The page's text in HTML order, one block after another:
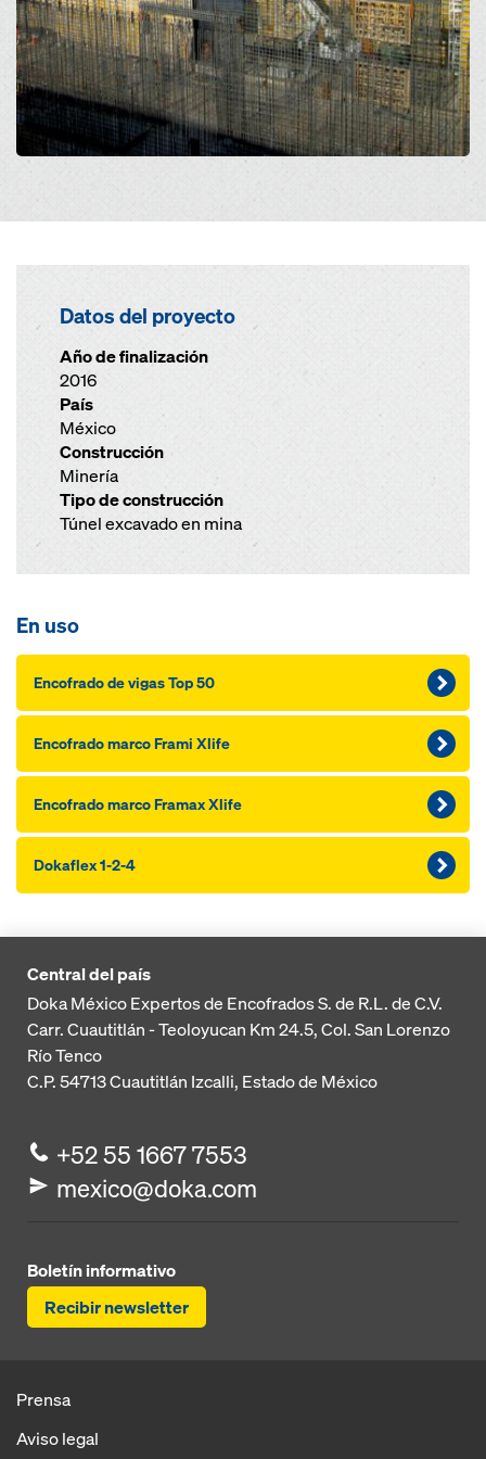
Datos del proyecto
Año de finalización
2016
País
México
Construcción
Minería
Tipo de construcción
Túnel excavado en mina
En uso
Encofrado de vigas Top 50
Encofrado marco Frami Xlife
Encofrado marco Framax Xlife
Dokaflex 1-2-4
Central del país
Doka México Expertos de Encofrados S. de R.L. de C.V.
Carr. Cuautitlán - Teoloyucan Km 24.5, Col. San Lorenzo
Río Tenco
C.P. 54713Cuautitlán Izcalli, Estado de México
+52 55 1667 7553
mexico@doka.com
Boletín informativo
Recibir newsletter
Prensa
Aviso legal